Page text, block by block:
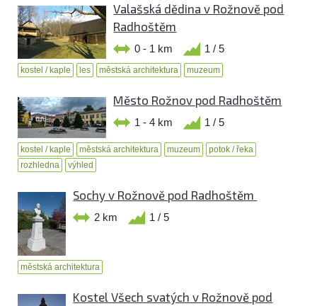
Valašská dědina v Rožnově pod
Radhoštěm
0 - 1 km 1 / 5
kostel / kaple les městská architektura muzeum
Město Rožnov pod Radhoštěm
1 - 4 km 1 / 5
kostel / kaple městská architektura muzeum
potok / řeka
rozhledna
výhled
Sochy v Rožnově pod Radhoštěm
2 km 1 / 5
městská architektura
Kostel Všech svatých v Rožnově pod